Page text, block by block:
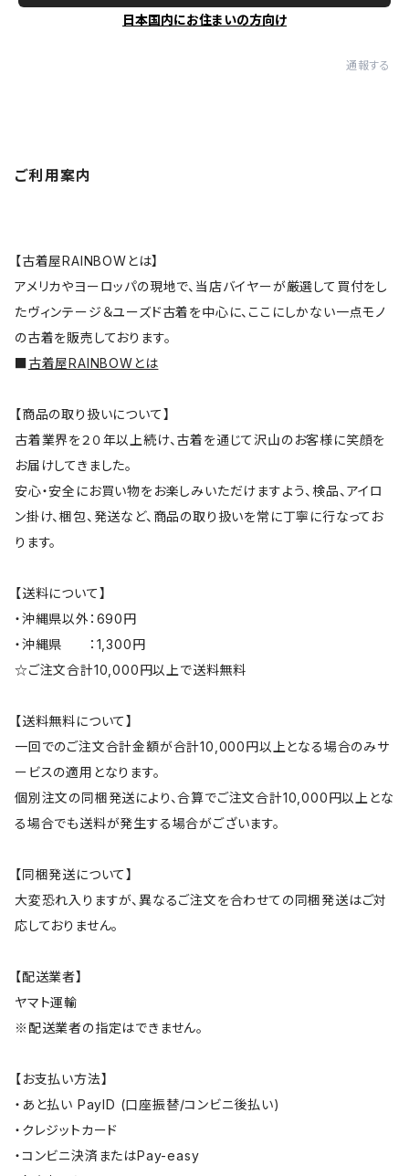
日本国内にお住まいの方向け
通報する
ご利用案内
【古着屋RAINBOWとは】
アメリカやヨーロッパの現地で、当店バイヤーが厳選して買付をし
たヴィンテージ＆ユーズド古着を中心に、ここにしかない一点モノ
の古着を販売しております。
■古着屋RAINBOWとは
【商品の取り扱いについて】
古着業界を２０年以上続け、古着を通じて沢山のお客様に笑顔を
お届けしてきました。
安心・安全にお買い物をお楽しみいただけますよう、検品、アイロ
ン掛け、梱包、発送など、商品の取り扱いを常に丁寧に行なってお
ります。
【送料について】
・沖縄県以外：690円
・沖縄県 ：1,300円
☆ご注文合計10,000円以上で送料無料
【送料無料について】
一回でのご注文合計金額が合計10,000円以上となる場合のみサ
ービスの適用となります。
個別注文の同梱発送により、合算でご注文合計10,000円以上とな
る場合でも送料が発生する場合がございます。
【同梱発送について】
大変恐れ入りますが、異なるご注文を合わせての同梱発送はご対
応しておりません。
【配送業者】
ヤマト運輸
※配送業者の指定はできません。
【お支払い方法】
・あと払い PayID (口座振替/コンビニ後払い)
・クレジットカード
・コンビニ決済またはPay-easy